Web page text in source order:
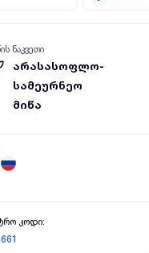
არასასოფლო-
სამეურნეო
მიწა
ნაკვეთი
კოდი: